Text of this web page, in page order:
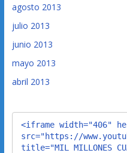
agosto 2013
julio 2013
junio 2013
mayo 2013
abril 2013
<iframe width="406"
src="https://
title="MIL MILLONES